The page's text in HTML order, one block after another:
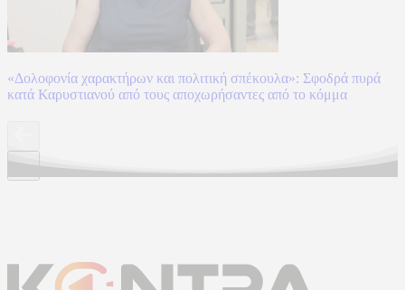
«Δολοφονία χαρακτήρων και πολιτική σπέκουλα»: Σφοδρά πυρά
κατά Καρυστιανού από τους αποχωρήσαντες από το κόμμα